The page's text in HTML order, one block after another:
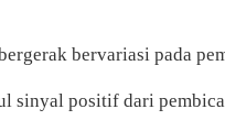
bervariasi pada
sinyal positif dari